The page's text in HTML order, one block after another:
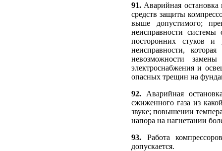
91. Аварийная
средств защиты
выше допустимого;
неисправности
посторонних стуков
неисправности,
невозможности
электроснабжения и
опасных трещин на
92. Аварийная
сжиженного газа из
звуке; повышении
напора на нагнетании
93. Работа
допускается.